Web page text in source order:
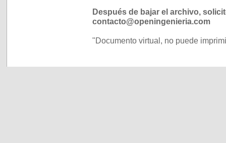
Después de bajar el archivo,
contacto@openingenieria.com
"Documento virtual, no puede